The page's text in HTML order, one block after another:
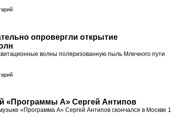
опровергли открытие
волны поляризованную пыль Млечного пути
«Программы А» Сергей Антипов
«Программа А» Сергей Антипов скончался в Москве 1